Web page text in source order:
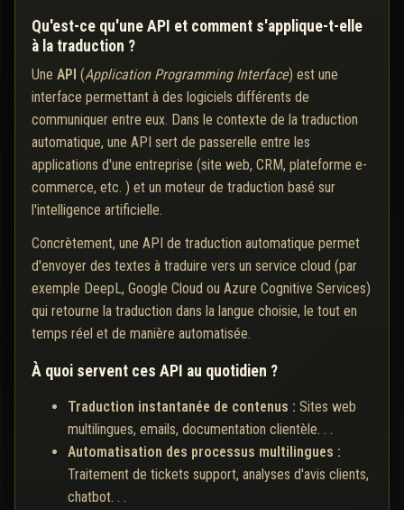
Qu'est-ce qu'une API et comment s'applique-t-elle
à la traduction ?
Une API (Application Programming Interface) est une
interface permettant à des logiciels différents de
communiquer entre eux. Dans le contexte de la traduction
automatique, une API sert de passerelle entre les
applications d'une entreprise (site web, CRM, plateforme e-
commerce, etc. ) et un moteur de traduction basé sur
l'intelligence artificielle.
Concrètement, une API de traduction automatique permet
d'envoyer des textes à traduire vers un service cloud (par
exemple DeepL, Google Cloud ou Azure Cognitive Services)
qui retourne la traduction dans la langue choisie, le tout en
temps réel et de manière automatisée.
À quoi servent ces API au quotidien ?
Traduction instantanée de contenus : Sites web
multilingues, emails, documentation clientèle. . .
Automatisation des processus multilingues :
Traitement de tickets support, analyses d'avis clients,
chatbot. . .